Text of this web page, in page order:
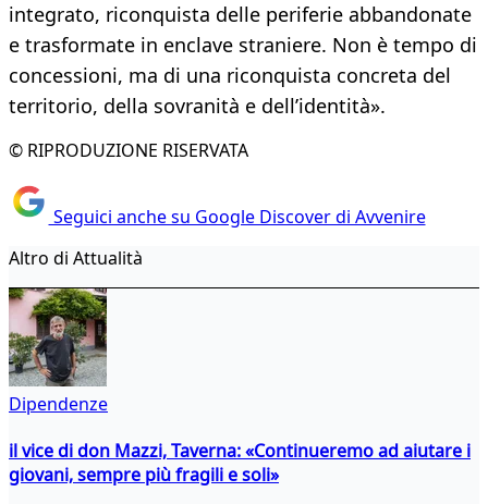
integrato, riconquista delle periferie abbandonate
e trasformate in enclave straniere. Non è tempo di
concessioni, ma di una riconquista concreta del
territorio, della sovranità e dell’identità».
© RIPRODUZIONE RISERVATA
Seguici anche su Google Discover di Avvenire
Altro di Attualità
Dipendenze
il vice di don Mazzi, Taverna: «Continueremo ad aiutare i
giovani, sempre più fragili e soli»